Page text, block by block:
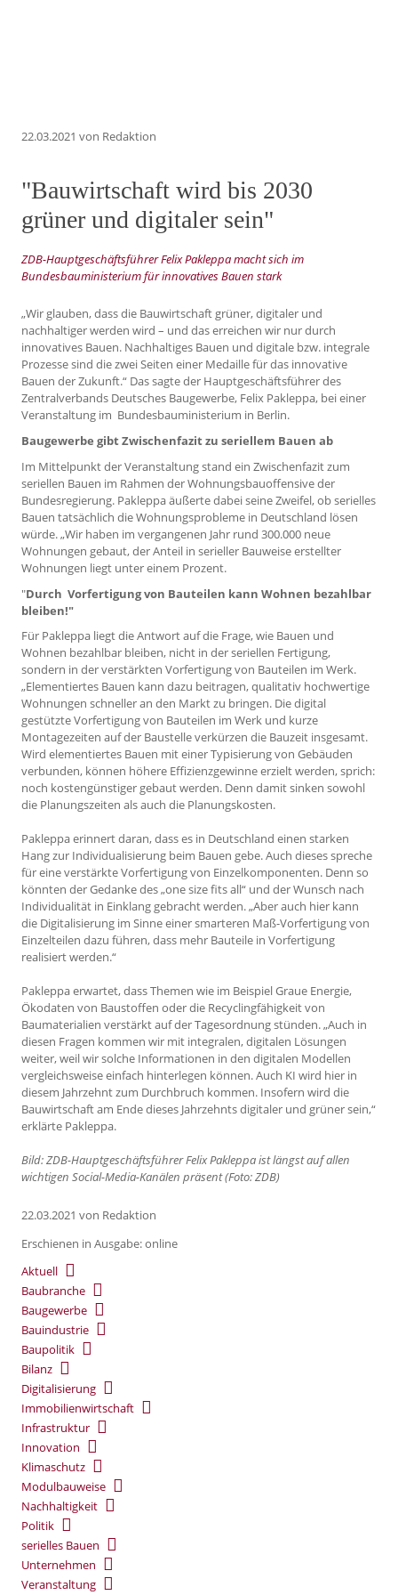
22.03.2021 von Redaktion
"Bauwirtschaft wird bis 2030
grüner und digitaler sein"
ZDB-Hauptgeschäftsführer Felix Pakleppa macht sich im
Bundesbauministerium für innovatives Bauen stark
„Wir glauben, dass die Bauwirtschaft grüner, digitaler und
nachhaltiger werden wird – und das erreichen wir nur durch
innovatives Bauen. Nachhaltiges Bauen und digitale bzw. integrale
Prozesse sind die zwei Seiten einer Medaille für das innovative
Bauen der Zukunft.“ Das sagte der Hauptgeschäftsführer des
Zentralverbands Deutsches Baugewerbe, Felix Pakleppa, bei einer
Veranstaltung im Bundesbauministerium in Berlin.
Baugewerbe gibt Zwischenfazit zu seriellem Bauen ab
Im Mittelpunkt der Veranstaltung stand ein Zwischenfazit zum
seriellen Bauen im Rahmen der Wohnungsbauoffensive der
Bundesregierung. Pakleppa äußerte dabei seine Zweifel, ob serielles
Bauen tatsächlich die Wohnungsprobleme in Deutschland lösen
würde. „Wir haben im vergangenen Jahr rund 300.000 neue
Wohnungen gebaut, der Anteil in serieller Bauweise erstellter
Wohnungen liegt unter einem Prozent.
"Durch Vorfertigung von Bauteilen kann Wohnen bezahlbar
bleiben!"
Für Pakleppa liegt die Antwort auf die Frage, wie Bauen und
Wohnen bezahlbar bleiben, nicht in der seriellen Fertigung,
sondern in der verstärkten Vorfertigung von Bauteilen im Werk.
„Elementiertes Bauen kann dazu beitragen, qualitativ hochwertige
Wohnungen schneller an den Markt zu bringen. Die digital
gestützte Vorfertigung von Bauteilen im Werk und kurze
Montagezeiten auf der Baustelle verkürzen die Bauzeit insgesamt.
Wird elementiertes Bauen mit einer Typisierung von Gebäuden
verbunden, können höhere Effizienzgewinne erzielt werden, sprich:
noch kostengünstiger gebaut werden. Denn damit sinken sowohl
die Planungszeiten als auch die Planungskosten.
Pakleppa erinnert daran, dass es in Deutschland einen starken
Hang zur Individualisierung beim Bauen gebe. Auch dieses spreche
für eine verstärkte Vorfertigung von Einzelkomponenten. Denn so
könnten der Gedanke des „one size fits all“ und der Wunsch nach
Individualität in Einklang gebracht werden. „Aber auch hier kann
die Digitalisierung im Sinne einer smarteren Maß-Vorfertigung von
Einzelteilen dazu führen, dass mehr Bauteile in Vorfertigung
realisiert werden.“
Pakleppa erwartet, dass Themen wie im Beispiel Graue Energie,
Ökodaten von Baustoffen oder die Recyclingfähigkeit von
Baumaterialien verstärkt auf der Tagesordnung stünden. „Auch in
diesen Fragen kommen wir mit integralen, digitalen Lösungen
weiter, weil wir solche Informationen in den digitalen Modellen
vergleichsweise einfach hinterlegen können. Auch KI wird hier in
diesem Jahrzehnt zum Durchbruch kommen. Insofern wird die
Bauwirtschaft am Ende dieses Jahrzehnts digitaler und grüner sein,“
erklärte Pakleppa.
Bild: ZDB-Hauptgeschäftsführer Felix Pakleppa ist längst auf allen
wichtigen Social-Media-Kanälen präsent (Foto: ZDB)
22.03.2021 von Redaktion
Erschienen in Ausgabe: online
Aktuell
Baubranche
Baugewerbe
Bauindustrie
Baupolitik
Bilanz
Digitalisierung
Immobilienwirtschaft
Infrastruktur
Innovation
Klimaschutz
Modulbauweise
Nachhaltigkeit
Politik
serielles Bauen
Unternehmen
Veranstaltung